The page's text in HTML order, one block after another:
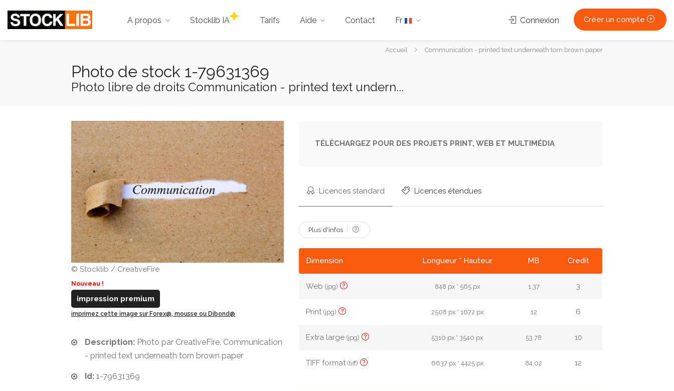
A propos Stocklib IA Tarifs Aide Contact Fr Connexion Créer un compte
VousAccueil Communication - printed text underneath torn brown paper
Photo de stock 1-79631369
Photo libre de droits Communication - printed text undern...
© Stocklib / CreativeFire
Nouveau !
impression premium
imprimez cette image sur Forex@, mousse ou Dibond@
Description: Photo par CreativeFire. Communication
- printed text underneath torn brown paper
Id: 1-79631369
TÉLÉCHARGEZ POUR DES PROJETS PRINT, WEB ET MULTIMÉDIA
Licences standard Licences étendues
Plus d'infos
Dimension Longueur * Hauteur MB Credit
Web(jpg) 848 px * 565 px 1.37 3
Print(jpg) 2508 px * 1672 px 12 6
Extra large(jpg) 5310 px * 3540 px 53.78 10
TIFF format(tiff) 6637 px * 4425 px 84.02 12